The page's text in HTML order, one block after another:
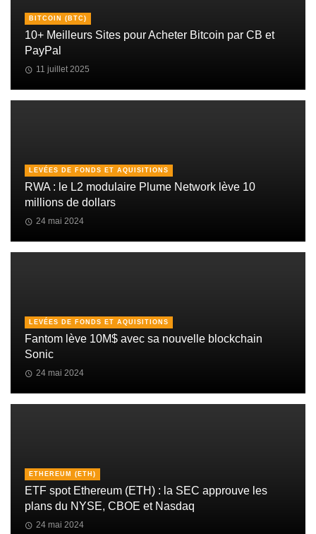
BITCOIN (BTC)
10+ Meilleurs Sites pour Acheter Bitcoin par CB et
PayPal
11 juillet 2025
LEVÉES DE FONDS ET AQUISITIONS
RWA : le L2 modulaire Plume Network lève 10
millions de dollars
24 mai 2024
LEVÉES DE FONDS ET AQUISITIONS
Fantom lève 10M$ avec sa nouvelle blockchain
Sonic
24 mai 2024
ETHEREUM (ETH)
ETF spot Ethereum (ETH) : la SEC approuve les
plans du NYSE, CBOE et Nasdaq
24 mai 2024